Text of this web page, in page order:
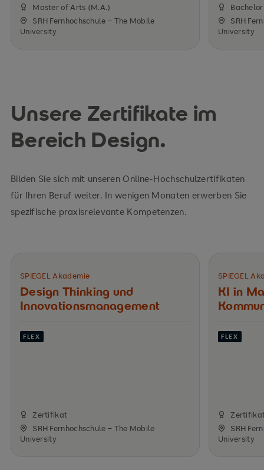
Master of Arts (M.A.)
SRH Fernhochschule – The Mobile
University
SRH
University
Unsere Zertifikate im
Bereich Design.
Bilden Sie sich mit unseren Online-Hochschulzertifikaten
für Ihren Beruf weiter. In wenigen Monaten erwerben Sie
spezifische praxisrelevante Kompetenzen.
SPIEGEL Akademie
Design Thinking und
Innovations­management
FLEX
Zertifikat
SRH Fernhochschule – The Mobile
University
SPIEGEL
KI in
FLEX
SRH
University